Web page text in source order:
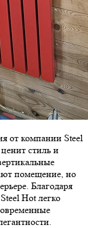
от компании Steel
стиль и
помещение, но
Благодаря
Hot легко